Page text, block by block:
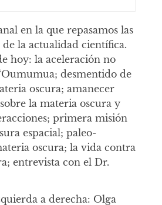
en la que repasamos las
la actualidad científica.
hoy: la aceleración no
desmentido de
oscura; amanecer
la materia oscura y
primera misión
espacial; paleo-
oscura; la vida contra
entrevista con el Dr.
a derecha: Olga